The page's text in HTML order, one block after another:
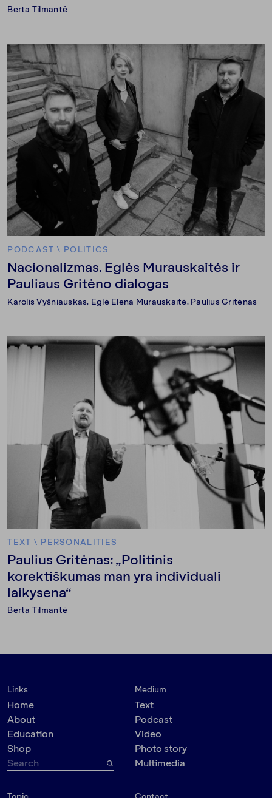
Berta Tilmantė
PODCAST \ POLITICS
Nacionalizmas. Eglės Murauskaitės ir
Pauliaus Gritėno dialogas
Karolis Vyšniauskas, Eglė Elena Murauskaitė, Paulius Gritėnas
TEXT \ PERSONALITIES
Paulius Gritėnas: „Politinis
korektiškumas man yra individuali
laikysena“
Berta Tilmantė
Links
Home
About
Education
Shop
Medium
Text
Podcast
Video
Photo story
Multimedia